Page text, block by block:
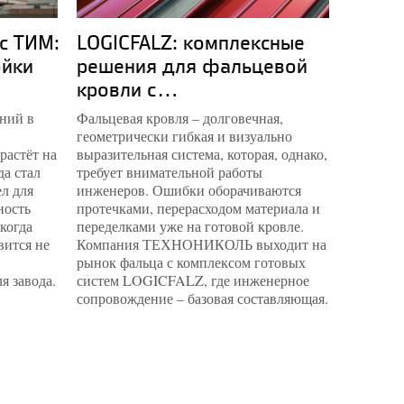
ТИМ:
в
на
стал
для
не
завода.
LOGICFALZ: комплексные
решения для фальцевой
кровли с...
Фальцевая кровля – долговечная,
геометрически гибкая и визуально
выразительная система, которая, однако,
требует внимательной работы
инженеров. Ошибки оборачиваются
протечками, перерасходом материала и
переделками уже на готовой кровле.
Компания ТЕХНОНИКОЛЬ выходит на
рынок фальца с комплексом готовых
систем LOGICFALZ, где инженерное
сопровождение – базовая составляющая.